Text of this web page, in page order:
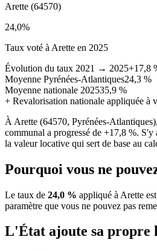
Arette (64570)
24,0%
Taux voté à Arette en 2025
Évolution du taux 2021 → 2025+17,8
Moyenne Pyrénées-Atlantiques24,3 %
Moyenne nationale 202535,9 %
+ Revalorisation nationale appliquée à
À Arette (64570, Pyrénées-
communal a progressé de +17,8 %.
la valeur locative qui sert de base au
Pourquoi vous ne
Le taux de 24,0 % appliqué à Arette
paramètre que vous ne pouvez pas
L'État ajoute sa propre